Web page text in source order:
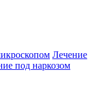
Лечение
под наркозом